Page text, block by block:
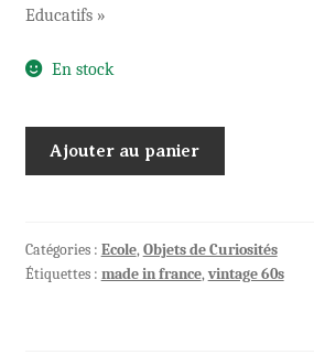
Educatifs »
En stock
anciens
Anatomie
Ajouter au panier
Catégories : Ecole,Objets de Curiosités
Étiquettes : made in france,vintage 60s